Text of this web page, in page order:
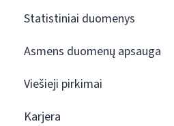
Statistiniai duomenys
Asmens duomenų apsauga
Viešieji pirkimai
Karjera